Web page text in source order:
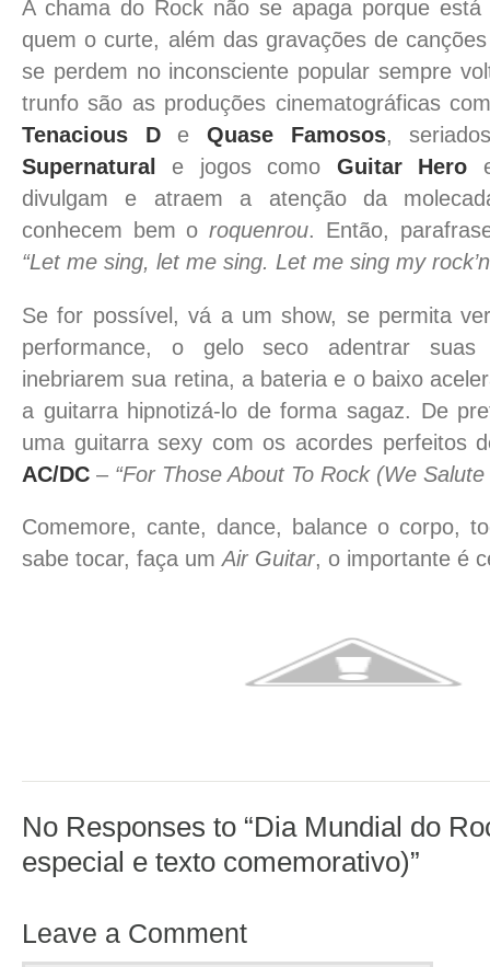
A chama do Rock não se apaga porque
quem o curte, além das gravações de
se perdem no inconsciente popular sempre
trunfo são as produções cinematográficas
Tenacious D eQuase Famosos,
Supernatural
e jogos como Guitar Hero
divulgam e atraem a atenção da
conhecem bem oroquenrou. Então,
“Let me sing, let me sing. Let me sing my
Se for possível, vá a um show, se permita
performance, o gelo seco adentrar
inebriarem sua retina, a bateria e o baixo
a guitarra hipnotizá-lo de forma sagaz. De
uma guitarra sexy com os acordes perfeitos
AC/DC – “For Those About To Rock (We Salute
Comemore, cante, dance, balance o corpo,
sabe tocar, faça um Air Guitar, o importante é
No Responses to “Dia Mundial do
especial e texto comemorativo)”
Leave a Comment